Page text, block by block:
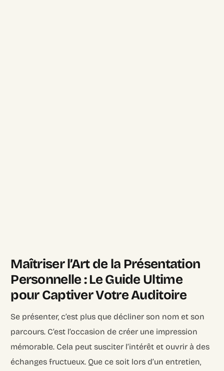
Maîtriser l’Art de la Présentation
Personnelle : Le Guide Ultime
pour Captiver Votre Auditoire
Se présenter, c’est plus que décliner son nom et son
parcours. C’est l’occasion de créer une impression
mémorable. Cela peut susciter l’intérêt et ouvrir à des
échanges fructueux. Que ce soit lors d’un entretien,